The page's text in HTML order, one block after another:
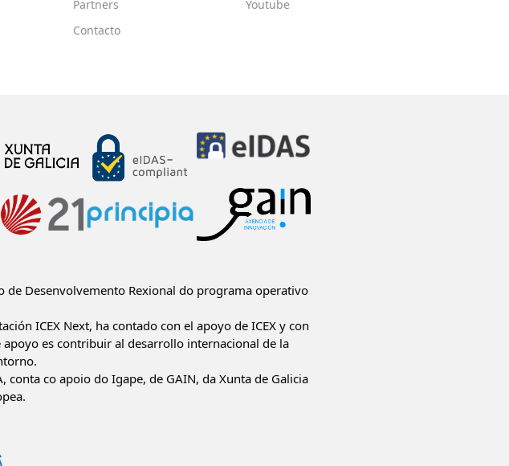
Partners
Contacto
Youtube
de Desenvolvemento Rexional do programa operativo
ICEX Next, ha contado con el apoyo de ICEX y con
es contribuir al desarrollo internacional de la
conta co apoio do Igape, de GAIN, da Xunta de Galicia